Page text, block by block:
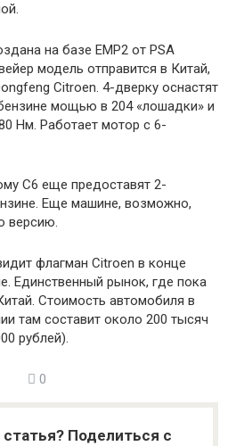
на базе EMP2 от PSA
модель отправится в Китай,
Citroen. 4-дверку оснастят
мощью в 204 «лошадки» и
Нм. Работает мотор с 6-
С6 еще предоставят 2-
Еще машине, возможно,
версию.
флагман Citroen в конце
Единственный рынок, где пока
Стоимость автомобиля в
там составит около 200 тысяч
рублей).
0
Поделиться с